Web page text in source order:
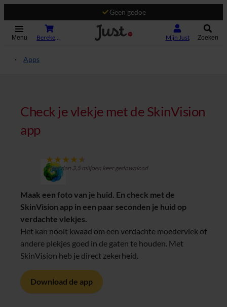
Geen gedoe
Menu Mijn Just Zoeken
Apps
Check je vlekje met de SkinVision
app
Meer dan 3,5 miljoen keer gedownload
Maak een foto van je huid. En check met de
SkinVision app in een paar seconden je huid op
verdachte vlekjes.
Het kan nooit kwaad om een verdachte moedervlek of
andere plekjes goed in de gaten te houden. Met
SkinVision heb je direct zekerheid.
Download de app